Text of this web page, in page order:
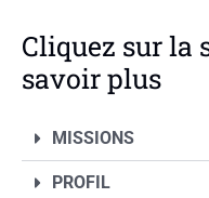
Cliquez sur la
savoir plus
MISSIONS
PROFIL